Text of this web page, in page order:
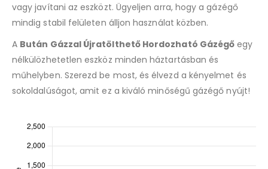
vagy javítani az eszközt. Ügyeljen arra, hogy a gázégő
mindig stabil felületen álljon használat közben.
A Bután Gázzal Újratölthető Hordozható Gázégő egy
nélkülözhetetlen eszköz minden háztartásban és
műhelyben. Szerezd be most, és élvezd a kényelmet és
sokoldalúságot, amit ez a kiváló minőségű gázégő nyújt!